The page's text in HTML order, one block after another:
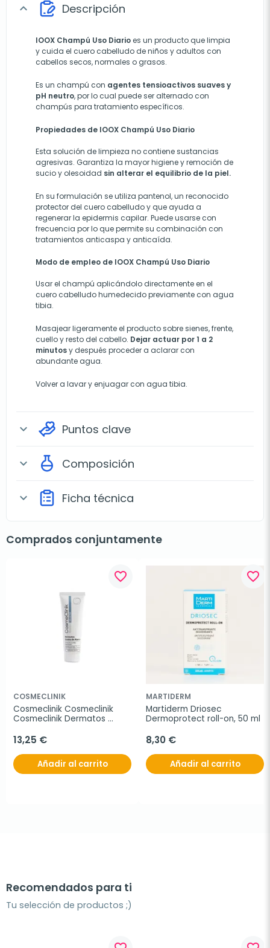
expand_more Descripción
IOOX Champú Uso Diarioes un producto que limpia
y cuida el cuero cabelludo de niños y adultos con
cabellos secos, normales o grasos.
Es un champú con agentes tensioactivos suaves y
pH neutro, por lo cual puede ser alternado con
champús para tratamiento específicos.
Propiedades de IOOX Champú Uso Diario
Esta solución de limpieza no contiene sustancias
agresivas. Garantiza la mayor higiene y remoción de
sucio y olesoidad sin alterar el equilibrio de la piel.
En su formulación se utiliza pantenol, un reconocido
protector del cuero cabelludo y que ayuda a
regenerar la epidermis capilar. Puede usarse con
frecuencia por lo que permite su combinación con
tratamientos anticaspa y anticaída.
Modo de empleo de IOOX Champú Uso Diario
Usar el champú aplicándolo directamente en el
cuero cabelludo humedecido previamente con agua
tibia.
Masajear ligeramente el producto sobre sienes, frente,
cuello y resto del cabello. Dejar actuar por 1 a 2
minutosy después proceder a aclarar con
abundante agua.
Volver a lavar y enjuagar con agua tibia.
expand_more Puntos clave
expand_more Composición
expand_more Ficha técnica
Comprados conjuntamente
favorite_border
COSMECLINIK
Cosmeclinik Cosmeclinik
Cosmeclinik Dermatos
13,25 €
Añadir al carrito
favorite_border
MARTIDERM
Martiderm Driosec
Dermoprotect roll-on, 50 ml
8,30 €
Añadir al carrito
Recomendados para ti
Tu selección de productos ;)